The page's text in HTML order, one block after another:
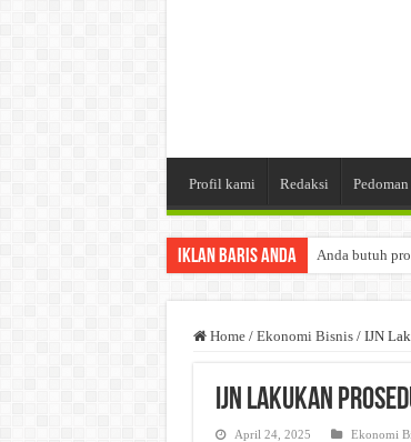
Profil kami Redaksi
Iklan Baris Anda Anda butuh
Home / Ekonomi Bisnis / IJN
IJN Lakukan
April 24, 2025 Ekonomi